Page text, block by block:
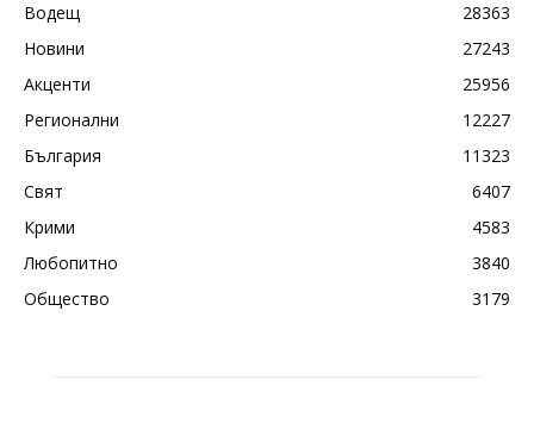
Водещ
28363
Новини
27243
Акценти
25956
Регионални
12227
България
11323
Свят
6407
Крими
4583
Любопитно
3840
Общество
3179